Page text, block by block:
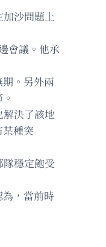
沙問題上
會議。他承
。另外兩
決了該地
種突
隊穩定飽受
，當前時